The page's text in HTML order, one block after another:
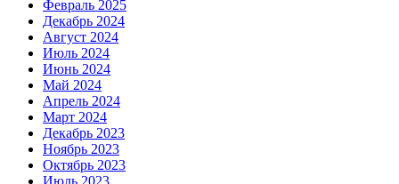
Февраль 2025
Декабрь 2024
Август 2024
Июль 2024
Июнь 2024
Май 2024
Апрель 2024
Март 2024
Декабрь 2023
Ноябрь 2023
Октябрь 2023